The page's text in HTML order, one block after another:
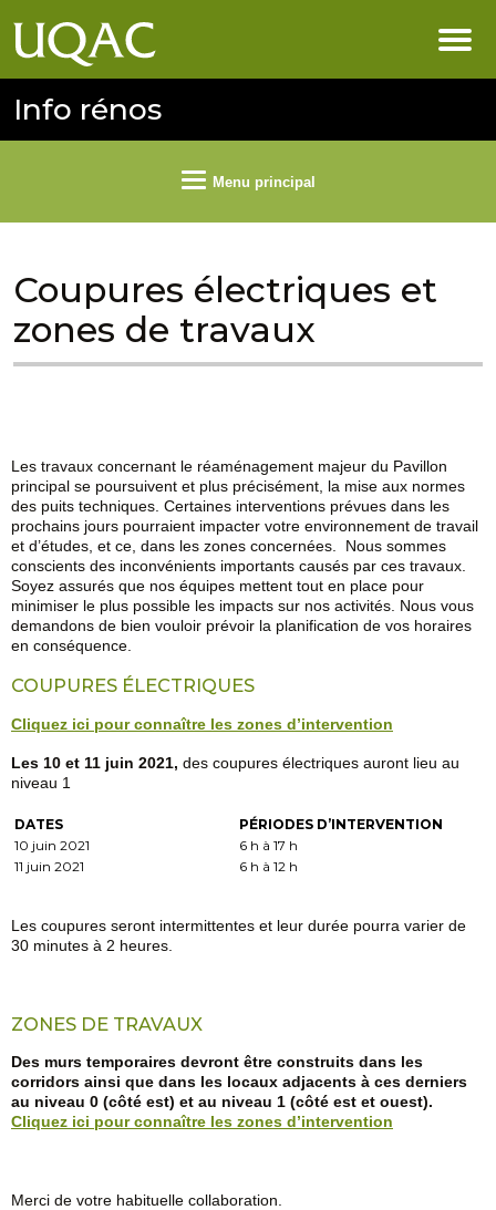
Info rénos
Menu principal
Coupures électriques et
zones de travaux
Les travaux concernant le réaménagement majeur du Pavillon
principal se poursuivent et plus précisément, la mise aux normes
des puits techniques. Certaines interventions prévues dans les
prochains jours pourraient impacter votre environnement de travail
et d’études, et ce, dans les zones concernées. Nous sommes
conscients des inconvénients importants causés par ces travaux.
Soyez assurés que nos équipes mettent tout en place pour
minimiser le plus possible les impacts sur nos activités. Nous vous
demandons de bien vouloir prévoir la planification de vos horaires
en conséquence.
COUPURES ÉLECTRIQUES
Cliquez ici pour connaître les zones d’intervention
Les 10 et 11 juin 2021, des coupures électriques auront lieu au
niveau 1
DATES
PÉRIODES D’INTERVENTION
10 juin 2021
6 h à 17 h
11 juin 2021
6 h à 12 h
Les coupures seront intermittentes et leur durée pourra varier de
30 minutes à 2 heures.
ZONES DE TRAVAUX
Des murs temporaires devront être construits dans les
corridors ainsi que dans les locaux adjacents à ces derniers
au niveau 0 (côté est) et au niveau 1 (côté est et ouest).
Cliquez ici pour connaître les zones d’intervention
Merci de votre habituelle collaboration.